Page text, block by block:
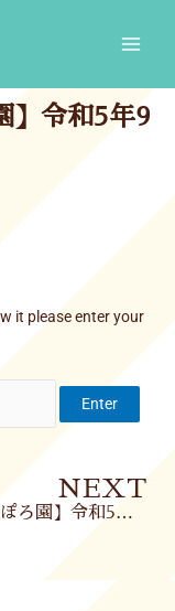
】令和5年9
it please enter your
NEXT
【新さっぽろ園】令和5年9月6日(水)